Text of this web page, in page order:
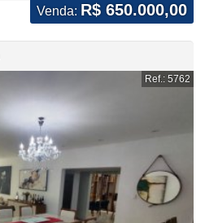
Venda: R$ 650.000,00
Ref.: 5762